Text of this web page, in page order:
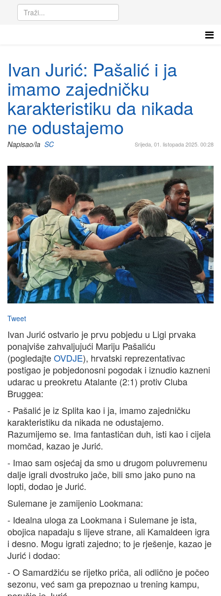
Ivan Jurić: Pašalić i ja
imamo zajedničku
karakteristiku da nikada
ne odustajemo
Srijeda, 01. listopada 2025. 00:28
Napisao/la SC
Tweet
Ivan Jurić ostvario je prvu pobjedu u Ligi prvaka
ponajviše zahvaljujući Mariju Pašaliću
(pogledajteOVDJE), hrvatski reprezentativac
postigao je pobjedonosni pogodak i iznudio kazneni
udarac u preokretu Atalante (2:1) protiv Cluba
Bruggea:
- Pašalić je iz Splita kao i ja, imamo zajedničku
karakteristiku da nikada ne odustajemo.
Razumijemo se. Ima fantastičan duh, isti kao i cijela
momčad, kazao je Jurić.
- Imao sam osjećaj da smo u drugom poluvremenu
dalje igrali dvostruko jače, bili smo jako puno na
lopti, dodao je Jurić.
Sulemane je zamijenio Lookmana:
- Idealna uloga za Lookmana i Sulemane je ista,
obojica napadaju s lijeve strane, ali Kamaldeen igra
i desno. Mogu igrati zajedno; to je rješenje, kazao je
Jurić i dodao:
- O Samardžiću se rijetko priča, ali odlično je počeo
sezonu, već sam ga prepoznao u trening kampu,